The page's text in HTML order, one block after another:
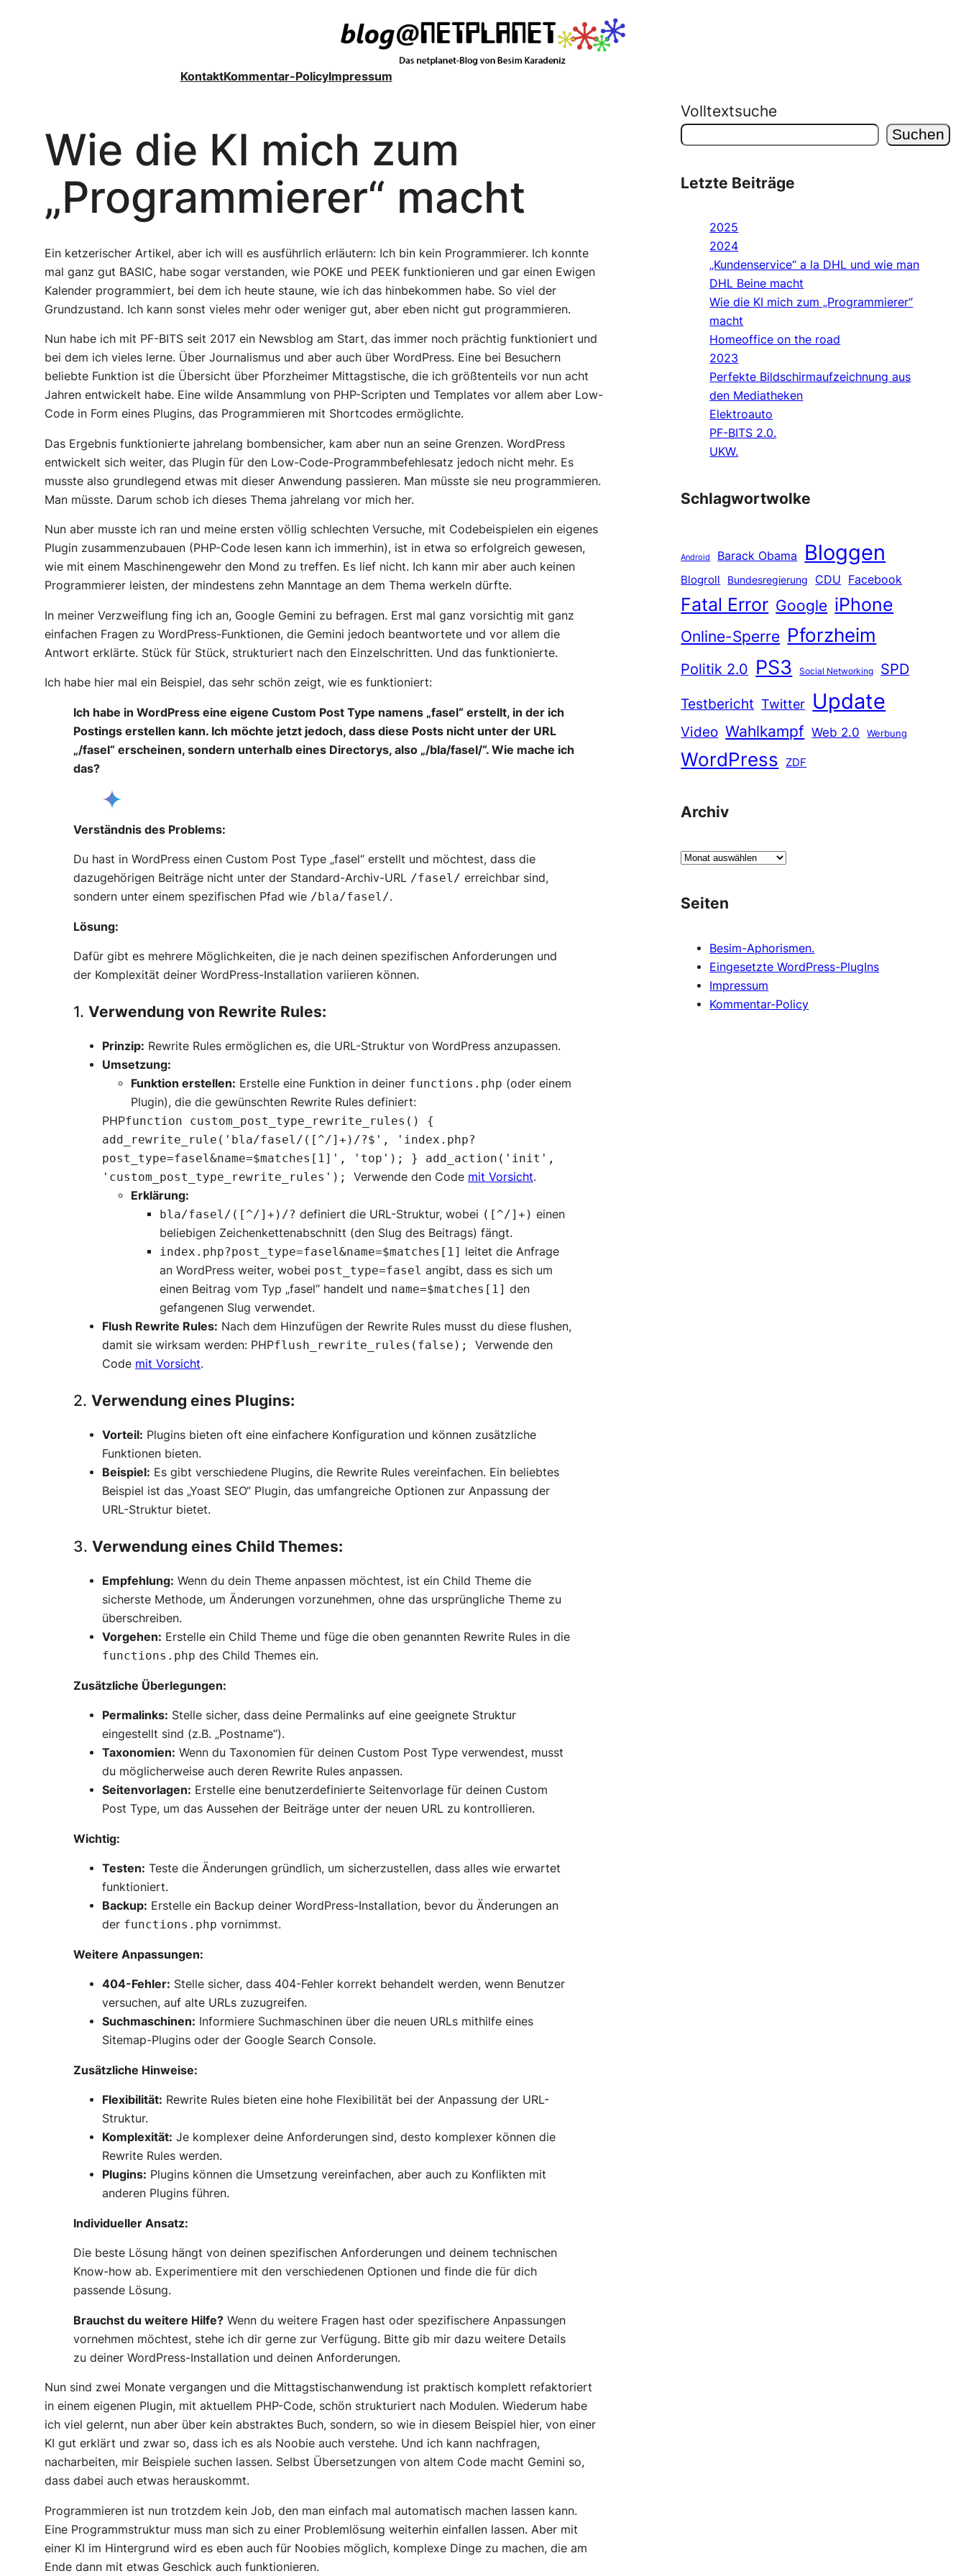
KontaktKommentar-PolicyImpressum
Wie die KI mich zum
„Programmierer“ macht
Ein ketzerischer Artikel, aber ich will es ausführlich erläutern: Ich bin kein Programmierer. Ich konnte
mal ganz gut BASIC, habe sogar verstanden, wie POKE und PEEK funktionieren und gar einen Ewigen
Kalender programmiert, bei dem ich heute staune, wie ich das hinbekommen habe. So viel der
Grundzustand. Ich kann sonst vieles mehr oder weniger gut, aber eben nicht gut programmieren.
Nun habe ich mit PF-BITS seit 2017 ein Newsblog am Start, das immer noch prächtig funktioniert und
bei dem ich vieles lerne. Über Journalismus und aber auch über WordPress. Eine bei Besuchern
beliebte Funktion ist die Übersicht über Pforzheimer Mittagstische, die ich größtenteils vor nun acht
Jahren entwickelt habe. Eine wilde Ansammlung von PHP-Scripten und Templates vor allem aber Low-
Code in Form eines Plugins, das Programmieren mit Shortcodes ermöglichte.
Das Ergebnis funktionierte jahrelang bombensicher, kam aber nun an seine Grenzen. WordPress
entwickelt sich weiter, das Plugin für den Low-Code-Programmbefehlesatz jedoch nicht mehr. Es
musste also grundlegend etwas mit dieser Anwendung passieren. Man müsste sie neu programmieren.
Man müsste. Darum schob ich dieses Thema jahrelang vor mich her.
Nun aber musste ich ran und meine ersten völlig schlechten Versuche, mit Codebeispielen ein eigenes
Plugin zusammenzubauen (PHP-Code lesen kann ich immerhin), ist in etwa so erfolgreich gewesen,
wie mit einem Maschinengewehr den Mond zu treffen. Es lief nicht. Ich kann mir aber auch keinen
Programmierer leisten, der mindestens zehn Manntage an dem Thema werkeln dürfte.
In meiner Verzweiflung fing ich an, Google Gemini zu befragen. Erst mal ganz vorsichtig mit ganz
einfachen Fragen zu WordPress-Funktionen, die Gemini jedoch beantwortete und vor allem die
Antwort erklärte. Stück für Stück, strukturiert nach den Einzelschritten. Und das funktionierte.
Ich habe hier mal ein Beispiel, das sehr schön zeigt, wie es funktioniert:
Ich habe in WordPress eine eigene Custom Post Type namens „fasel“ erstellt, in der ich
Postings erstellen kann. Ich möchte jetzt jedoch, dass diese Posts nicht unter der URL
„/fasel“ erscheinen, sondern unterhalb eines Directorys, also „/bla/fasel/“. Wie mache ich
das?
Verständnis des Problems:
Du hast in WordPress einen Custom Post Type „fasel“ erstellt und möchtest, dass die
dazugehörigen Beiträge nicht unter der Standard-Archiv-URL /fasel/ erreichbar sind,
sondern unter einem spezifischen Pfad wie /bla/fasel/.
Lösung:
Dafür gibt es mehrere Möglichkeiten, die je nach deinen spezifischen Anforderungen und
der Komplexität deiner WordPress-Installation variieren können.
1.Verwendung von Rewrite Rules:
Prinzip: Rewrite Rules ermöglichen es, die URL-Struktur von WordPress anzupassen.
Umsetzung:
Funktion erstellen: Erstelle eine Funktion in deiner functions.php (oder einem
Plugin), die die gewünschten Rewrite Rules definiert:
PHPfunction custom_post_type_rewrite_rules() {
add_rewrite_rule('bla/fasel/([^/]+)/?$', 'index.php?
post_type=fasel&name=$matches[1]', 'top'); } add_action('init',
'custom_post_type_rewrite_rules');Verwende den Code mit Vorsicht.
Erklärung:
bla/fasel/([^/]+)/? definiert die URL-Struktur, wobei ([^/]+) einen
beliebigen Zeichenkettenabschnitt (den Slug des Beitrags) fängt.
index.php?post_type=fasel&name=$matches[1]
leitet die Anfrage
an WordPress weiter, wobei post_type=fasel angibt, dass es sich um
einen Beitrag vom Typ „fasel“ handelt und name=$matches[1] den
gefangenen Slug verwendet.
Flush Rewrite Rules: Nach dem Hinzufügen der Rewrite Rules musst du diese flushen,
damit sie wirksam werden: PHPflush_rewrite_rules(false);Verwende den
Code mit Vorsicht.
2.Verwendung eines Plugins:
Vorteil: Plugins bieten oft eine einfachere Konfiguration und können zusätzliche
Funktionen bieten.
Beispiel: Es gibt verschiedene Plugins, die Rewrite Rules vereinfachen. Ein beliebtes
Beispiel ist das „Yoast SEO“ Plugin, das umfangreiche Optionen zur Anpassung der
URL-Struktur bietet.
3.Verwendung eines Child Themes:
Empfehlung: Wenn du dein Theme anpassen möchtest, ist ein Child Theme die
sicherste Methode, um Änderungen vorzunehmen, ohne das ursprüngliche Theme zu
überschreiben.
Vorgehen: Erstelle ein Child Theme und füge die oben genannten Rewrite Rules in die
functions.php des Child Themes ein.
Zusätzliche Überlegungen:
Permalinks: Stelle sicher, dass deine Permalinks auf eine geeignete Struktur
eingestellt sind (z.B. „Postname“).
Taxonomien: Wenn du Taxonomien für deinen Custom Post Type verwendest, musst
du möglicherweise auch deren Rewrite Rules anpassen.
Seitenvorlagen: Erstelle eine benutzerdefinierte Seitenvorlage für deinen Custom
Post Type, um das Aussehen der Beiträge unter der neuen URL zu kontrollieren.
Wichtig:
Testen: Teste die Änderungen gründlich, um sicherzustellen, dass alles wie erwartet
funktioniert.
Backup: Erstelle ein Backup deiner WordPress-Installation, bevor du Änderungen an
der functions.php vornimmst.
Weitere Anpassungen:
404-Fehler: Stelle sicher, dass 404-Fehler korrekt behandelt werden, wenn Benutzer
versuchen, auf alte URLs zuzugreifen.
Suchmaschinen: Informiere Suchmaschinen über die neuen URLs mithilfe eines
Sitemap-Plugins oder der Google Search Console.
Zusätzliche Hinweise:
Flexibilität: Rewrite Rules bieten eine hohe Flexibilität bei der Anpassung der URL-
Struktur.
Komplexität: Je komplexer deine Anforderungen sind, desto komplexer können die
Rewrite Rules werden.
Plugins: Plugins können die Umsetzung vereinfachen, aber auch zu Konflikten mit
anderen Plugins führen.
Individueller Ansatz:
Die beste Lösung hängt von deinen spezifischen Anforderungen und deinem technischen
Know-how ab. Experimentiere mit den verschiedenen Optionen und finde die für dich
passende Lösung.
Brauchst du weitere Hilfe? Wenn du weitere Fragen hast oder spezifischere Anpassungen
vornehmen möchtest, stehe ich dir gerne zur Verfügung. Bitte gib mir dazu weitere Details
zu deiner WordPress-Installation und deinen Anforderungen.
Nun sind zwei Monate vergangen und die Mittagstischanwendung ist praktisch komplett refaktoriert
in einem eigenen Plugin, mit aktuellem PHP-Code, schön strukturiert nach Modulen. Wiederum habe
ich viel gelernt, nun aber über kein abstraktes Buch, sondern, so wie in diesem Beispiel hier, von einer
KI gut erklärt und zwar so, dass ich es als Noobie auch verstehe. Und ich kann nachfragen,
nacharbeiten, mir Beispiele suchen lassen. Selbst Übersetzungen von altem Code macht Gemini so,
dass dabei auch etwas herauskommt.
Programmieren ist nun trotzdem kein Job, den man einfach mal automatisch machen lassen kann.
Eine Programmstruktur muss man sich zu einer Problemlösung weiterhin einfallen lassen. Aber mit
einer KI im Hintergrund wird es eben auch für Noobies möglich, komplexe Dinge zu machen, die am
Ende dann mit etwas Geschick auch funktionieren.
Volltextsuche
Suchen
Letzte Beiträge
2025
2024
„Kundenservice“ a la DHL und wie man
DHL Beine macht
Wie die KI mich zum „Programmierer“
macht
Homeoffice on the road
2023
Perfekte Bildschirmaufzeichnung aus
den Mediatheken
Elektroauto
PF-BITS 2.0.
UKW.
Schlagwortwolke
Android Barack Obama Bloggen
Blogroll Bundesregierung CDU Facebook
Fatal Error Google iPhone
Online-Sperre Pforzheim
Politik 2.0 PS3 Social Networking
SPD
Testbericht Twitter Update
Video Wahlkampf Web 2.0 Werbung
WordPress ZDF
Archiv
A
h
Seiten
Besim-Aphorismen.
Eingesetzte WordPress-PlugIns
Impressum
Kommentar-Policy